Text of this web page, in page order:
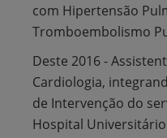
com Hipertensão
Tromboembolismo
Deste 2016 -
Cardiologia,
de Intervenção do
Hospital